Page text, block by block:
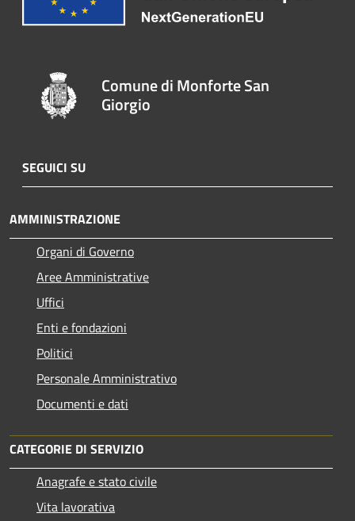
Comune di Monforte San
Giorgio
SEGUICI SU
AMMINISTRAZIONE
Organi di Governo
Aree Amministrative
Uffici
Enti e fondazioni
Politici
Personale Amministrativo
Documenti e dati
CATEGORIE DI SERVIZIO
Anagrafe e stato civile
Vita lavorativa